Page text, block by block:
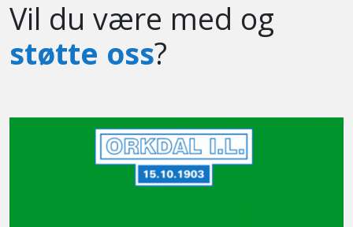
Vil du være med og
støtte oss?